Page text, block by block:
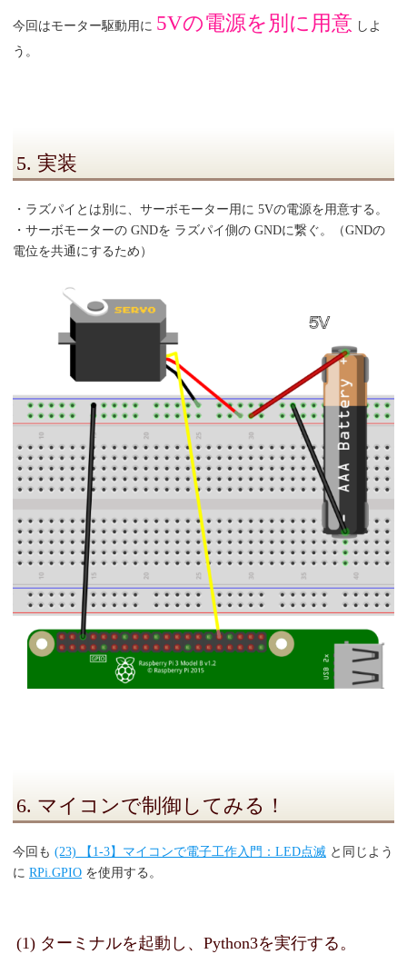
今回はモーター駆動用に 5Vの電源を別に用意 しよ
う。
5. 実装
・ラズパイとは別に、サーボモーター用に 5Vの電源を用意する。
・サーボモーターの GNDを ラズパイ側の GNDに繋ぐ。（GNDの
電位を共通にするため）
6. マイコンで制御してみる！
今回も (23) 【1-3】マイコンで電子工作入門：LED点滅 と同じよう
に RPi.GPIO を使用する。
(1) ターミナルを起動し、Python3を実行する。